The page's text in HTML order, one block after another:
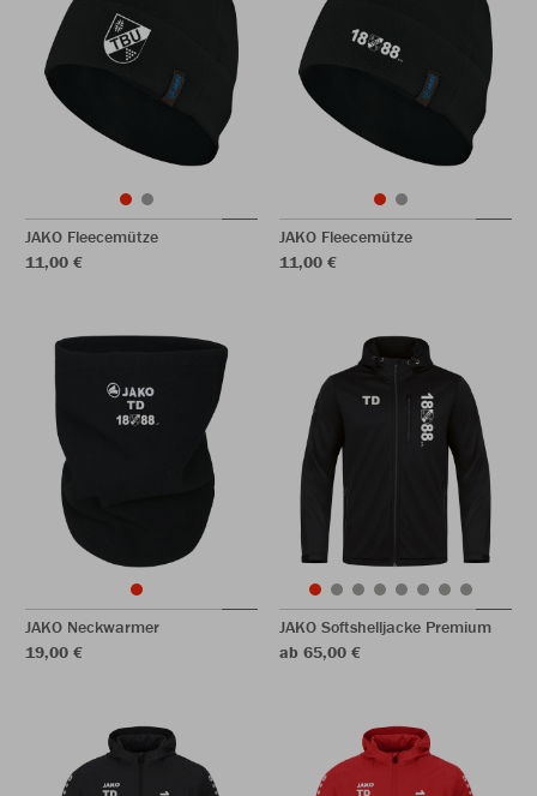
JAKO Fleecemütze
11,00 €
JAKO Fleecemütze
11,00 €
JAKO Neckwarmer
19,00 €
JAKO Softshelljacke Premium
ab 65,00 €